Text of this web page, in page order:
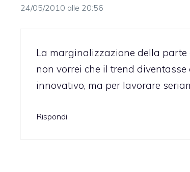
24/05/2010 alle 20:56
La marginalizzazione della parte
non vorrei che il trend diventasse
innovativo, ma per lavorare
Rispondi